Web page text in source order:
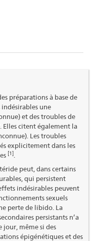
préparations à base de
une
et des troubles de
Elles citent également la
Les troubles
explicitement dans les
[1]
peut, dans certains
qui persistent
indésirables peuvent
sexuels
perte de libido. La
persistants n’a
jour, même si des
épigénétiques et des